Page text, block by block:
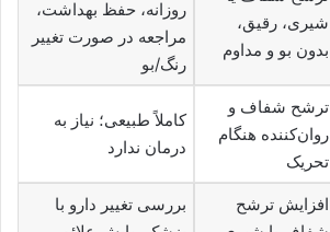
شیری، رقیق،
بدون بو و مداوم
روزانه، حفظ بهداشت،
مراجعه در صورت تغییر
رنگ/بو
ترشح شفاف و
روان‌کننده هنگام
تحریک
کاملاً طبیعی؛ نیاز به
درمان ندارد
افزایش ترشح
بررسی تغییر دارو با